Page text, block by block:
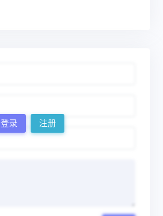
登录 注册